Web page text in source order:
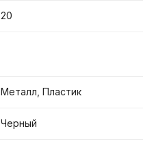
20
Металл, Пластик
Черный